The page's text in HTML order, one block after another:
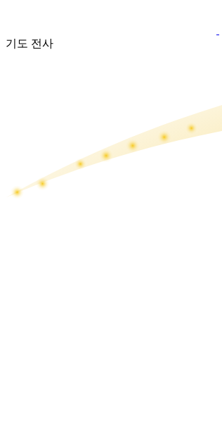
기도 전사